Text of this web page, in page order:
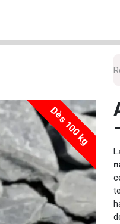
Dès 100 kg